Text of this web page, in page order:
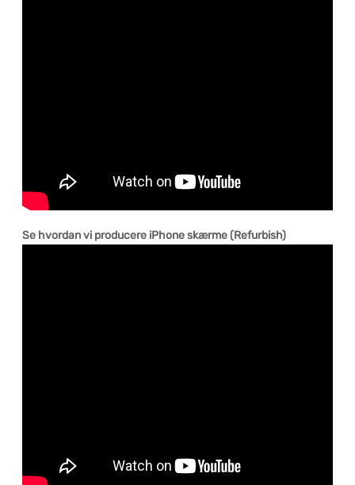
Se hvordan vi producere iPhone skærme (Refurbish)